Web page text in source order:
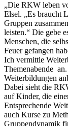
„Die RKW leben
Elsel. „Es braucht
Gruppen
leisten.“ Die gebe
Menschen, die
Feuer gefangen
Ich vermittle
Themenabende
Weiterbildungen
Dabei sieht die
auf Kinder, die
Entsprechende
auch Kurse zu
Gruppendynamik